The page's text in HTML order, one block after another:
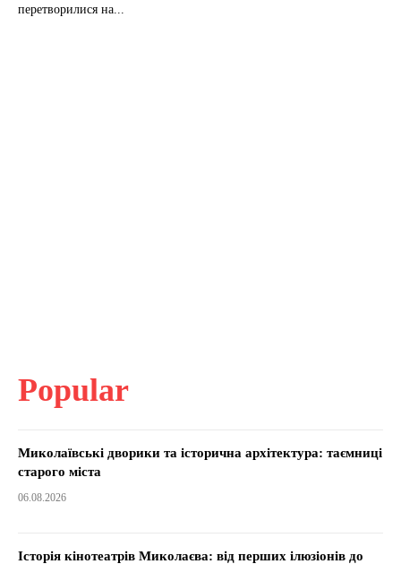
перетворилися на...
Popular
Миколаївські дворики та історична архітектура: таємниці
старого міста
06.08.2026
Історія кінотеатрів Миколаєва: від перших ілюзіонів до